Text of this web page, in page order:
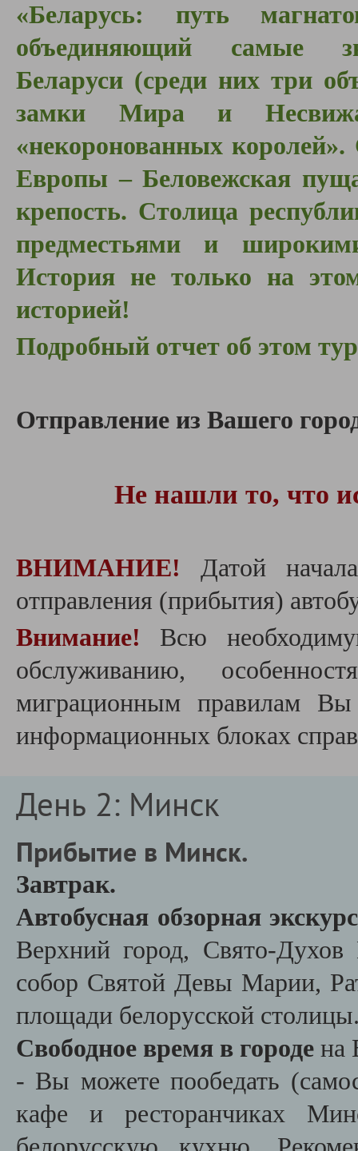
«Беларусь: путь
объединяющий самые
Беларуси (среди них три
замки Мира и
«некоронованных
Европы – Беловежская
крепость. Столица
предместьями и
История не только на
историей!
Подробный отчет об этом
Отправление из Вашего
Не нашли то, что
ВНИМАНИЕ! Датой
отправления (прибытия)
Внимание!
Всю
обслуживанию,
миграционным правилам
информационных блоках
День 2: Минск
Прибытие в Минск.
Завтрак.
Автобусная обзорная
Верхний город, Свято-Духов
собор Святой Девы Марии,
площади белорусской
Свободное время в городе на
- Вы можете пообедать
кафе и ресторанчиках